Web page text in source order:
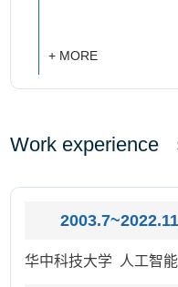
+ MORE
Work experience
2003.7~2022.11
华中科技大学 人工智